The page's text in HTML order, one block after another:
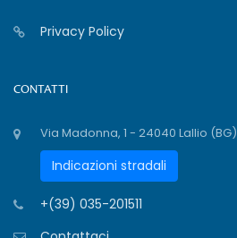
Privacy Policy
CONTATTI
Via Madonna, 1 - 24040 Lallio (BG)
Indicazioni stradali
+(39) 035-201511